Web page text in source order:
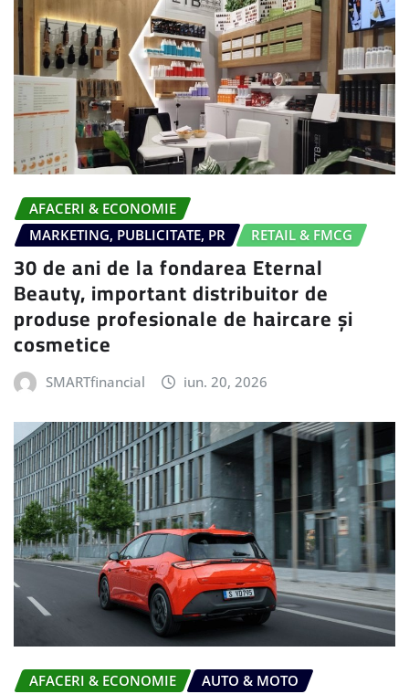
AFACERI & ECONOMIE
MARKETING, PUBLICITATE, PR
RETAIL & FMCG
30 de ani de la fondarea Eternal
Beauty, important distribuitor de
produse profesionale de haircare și
cosmetice
SMARTfinancial iun. 20, 2026
AFACERI & ECONOMIE
AUTO & MOTO